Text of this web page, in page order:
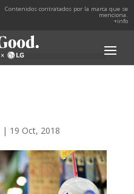
Contenidos contratados por la marca que se
menciona.
+info
| 19 Oct, 2018